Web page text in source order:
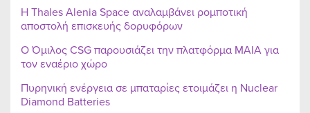
Η Thales Alenia Space αναλαμβάνει ρομποτική
αποστολή επισκευής δορυφόρων
Ο Όμιλος CSG παρουσιάζει την πλατφόρμα MAIA για
τον εναέριο χώρο
Πυρηνική ενέργεια σε μπαταρίες ετοιμάζει η Nuclear
Diamond Batteries